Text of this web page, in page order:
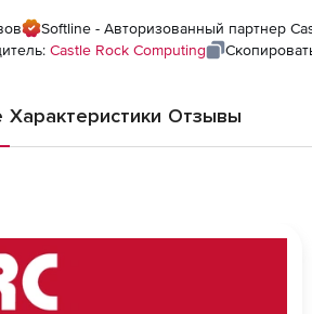
Unlimited Windows
Softline - Авторизованный партнер
Castle Rock Computing
Характеристики Отзывы